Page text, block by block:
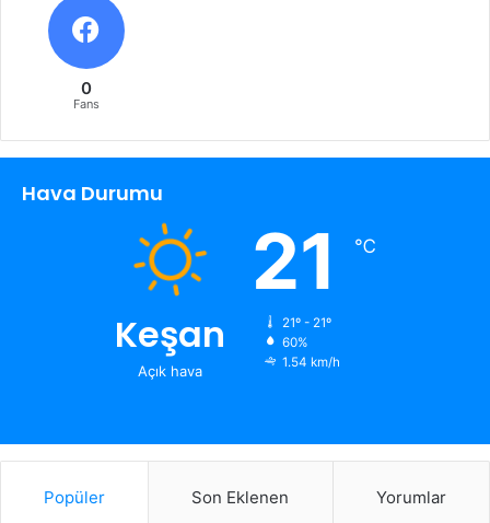
0
Fans
Hava Durumu
Keşan
Açık hava
21 ℃
21º - 21º
60%
1.54 km/h
Popüler Son Eklenen Yorumlar